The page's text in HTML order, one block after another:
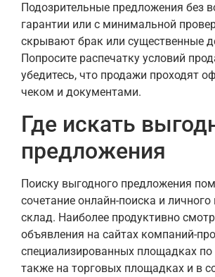
Подозрительные предложения без
гарантии или с минимальной
скрывают брак или существенные
Попросите распечатку условий
убедитесь, что продажи проходят
чеком и документами.
Где искать
предложения
Поиску выгодного предложения
сочетание онлайн-поиска и личного
склад. Наиболее продуктивно
объявления на сайтах компаний-
специализированных площадках по
также на торговых площадках и в